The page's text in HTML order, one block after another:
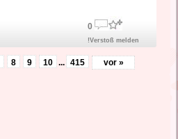
0
!Verstoß melden
8 9 10 ... 415 vor »